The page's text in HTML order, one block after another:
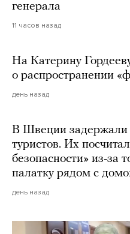
генерала
11 часов назад
На Катерину
о распространении
день назад
В Швеции задержали
туристов. Их
безопасности» из-за
палатку рядом с
день назад